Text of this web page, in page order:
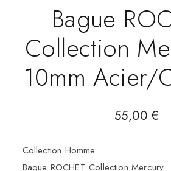
Bague
Collection
10mm Acier/
55,00€
Collection Homme
Bague ROCHET Collection Mercury